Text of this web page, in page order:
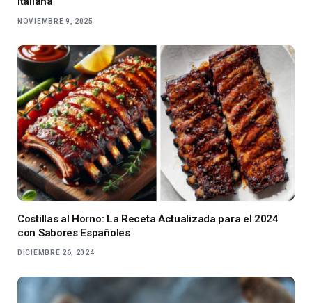
NOVIEMBRE 9, 2025
Costillas al Horno: La Receta Actualizada para el 2024
con Sabores Españoles
DICIEMBRE 26, 2024